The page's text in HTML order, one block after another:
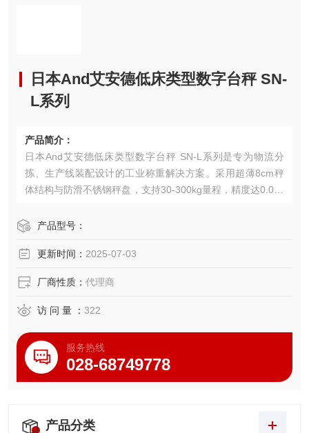
日本And艾安德低床类型数字台秤 SN-
L系列
产品简介：
日本And艾安德低床类型数字台秤 SN-L系列是专为物流分
拣、生产线装配设计的工业称重解决方案。采用超薄8cm秤
体结构与防滑不锈钢秤盘，支持30-300kg量程，精度达0.01k
模传输，特别适合叉车搬运、传送带对接等场景。
产品型号：
更新时间： 2025-07-03
厂商性质： 代理商
访 问 量 ： 322
服务热线
028-68749778
产品分类